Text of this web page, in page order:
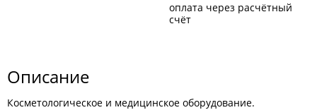
оплата через расчётный
счёт
Описание
Косметологическое и медицинское оборудование.